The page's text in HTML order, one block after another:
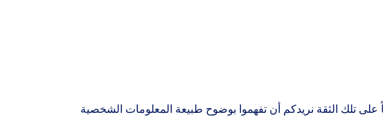
تلك الثقة نريدكم أن تفهموا بوضوح طبيعة المعلومات الشخصية